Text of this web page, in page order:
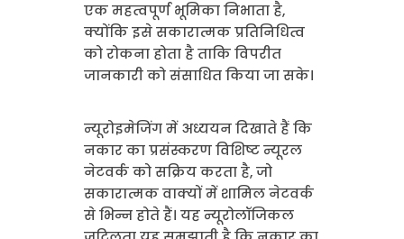
एक महत्वपूर्ण भूमिका निभाता है,
क्योंकि इसे सकारात्मक प्रतिनिधित्व
को रोकना होता है ताकि विपरीत
जानकारी को संसाधित किया जा सके।
न्यूरोइमेजिंग में अध्ययन दिखाते हैं कि
नकार का प्रसंस्करण विशिष्ट न्यूरल
नेटवर्क को सक्रिय करता है, जो
सकारात्मक वाक्यों में शामिल नेटवर्क
से भिन्न होते हैं। यह न्यूरोलॉजिकल